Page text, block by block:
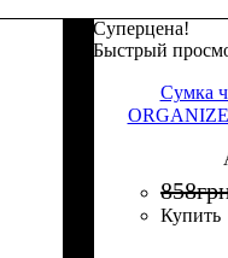
Суперцена!
Быстрый
Сумка
858
Купить